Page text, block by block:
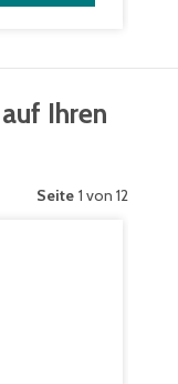
Ihren
Seite 1 von 12